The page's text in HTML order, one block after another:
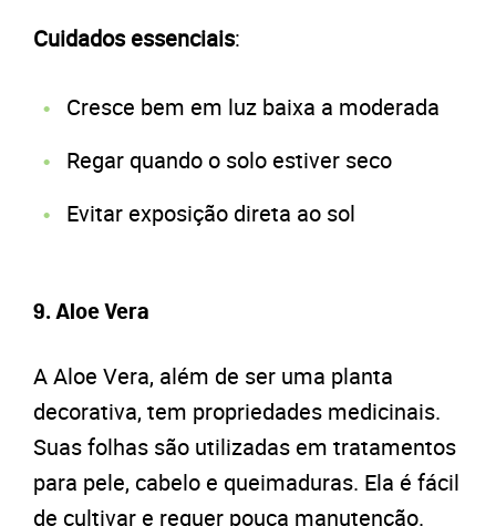
Cuidados essenciais:
Cresce bem em luz baixa a moderada
Regar quando o solo estiver seco
Evitar exposição direta ao sol
9. Aloe Vera
A Aloe Vera, além de ser uma planta
decorativa, tem propriedades medicinais.
Suas folhas são utilizadas em tratamentos
para pele, cabelo e queimaduras. Ela é fácil
de cultivar e requer pouca manutenção.